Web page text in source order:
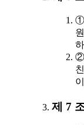
①
②
제 7